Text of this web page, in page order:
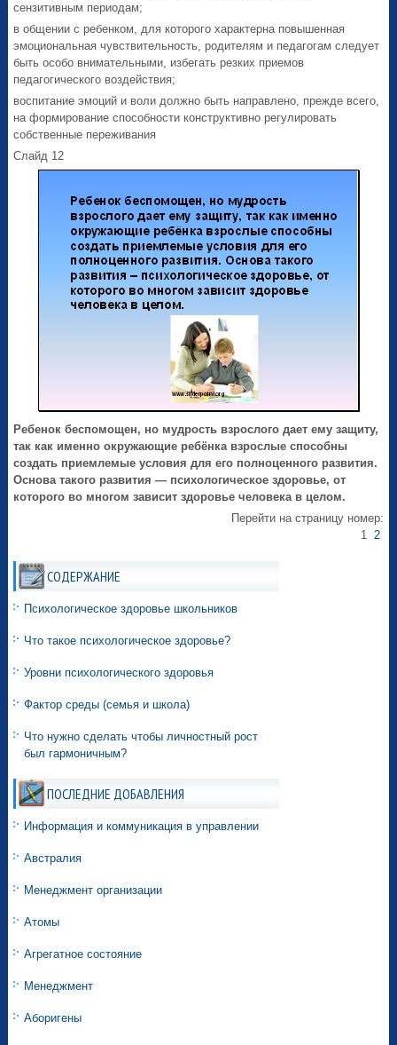
сензитивным периодам;
в общении с ребенком, для которого характерна повышенная
эмоциональная чувствительность, родителям и педагогам следует
быть особо внимательными, избегать резких приемов
педагогического воздействия;
воспитание эмоций и воли должно быть направлено, прежде всего,
на формирование способности конструктивно регулировать
собственные переживания
Слайд 12
Ребенок беспомощен, но мудрость взрослого дает ему защиту,
так как именно окружающие ребёнка взрослые способны
создать приемлемые условия для его полноценного развития.
Основа такого развития — психологическое здоровье, от
которого во многом зависит здоровье человека в целом.
Перейти на страницу номер:
1 2
СОДЕРЖАНИЕ
Психологическое здоровье школьников
Что такое психологическое здоровье?
Уровни психологического здоровья
Фактор среды (семья и школа)
Что нужно сделать чтобы личностный рост
был гармоничным?
ПОСЛЕДНИЕ ДОБАВЛЕНИЯ
Информация и коммуникация в управлении
Австралия
Менеджмент организации
Атомы
Агрегатное состояние
Менеджмент
Аборигены